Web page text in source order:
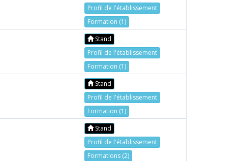
Profil de l'établissement
Formation (1)
Stand
Profil de l'établissement
Formation (1)
Stand
Profil de l'établissement
Formation (1)
Stand
Profil de l'établissement
Formations (2)